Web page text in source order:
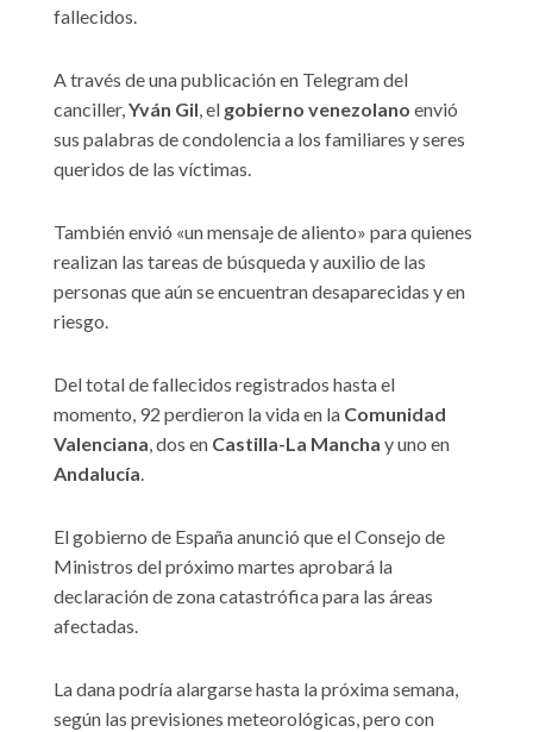
fallecidos.
A través de una publicación en Telegram del
canciller,Yván Gil, el gobierno venezolano envió
sus palabras de condolencia a los familiares y seres
queridos de las víctimas.
También envió «un mensaje de aliento» para quienes
realizan las tareas de búsqueda y auxilio de las
personas que aún se encuentran desaparecidas y en
riesgo.
Del total de fallecidos registrados hasta el
momento, 92 perdieron la vida en la Comunidad
Valenciana, dos en Castilla-La Mancha y uno en
Andalucía.
El gobierno de España anunció que el Consejo de
Ministros del próximo martes aprobará la
declaración de zona catastrófica para las áreas
afectadas.
La dana podría alargarse hasta la próxima semana,
según las previsiones meteorológicas, pero con